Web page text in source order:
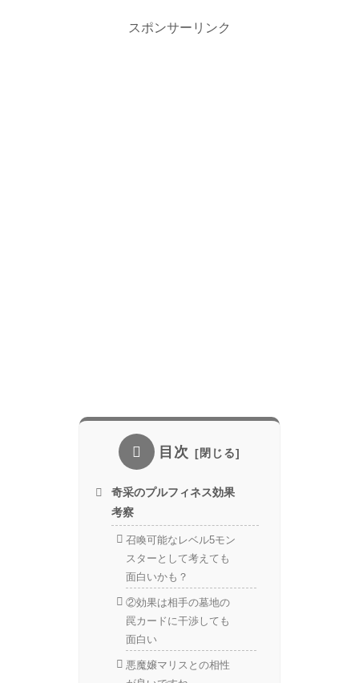
スポンサーリンク
目次
奇采のプルフィネス効果
考察
召喚可能なレベル5モン
スターとして考えても
面白いかも？
②効果は相手の墓地の
罠カードに干渉しても
面白い
悪魔嬢マリスとの相性